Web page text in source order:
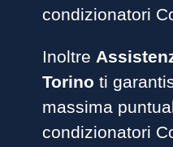
condizionatori
Inoltre
Torino ti
massima
condizionatori